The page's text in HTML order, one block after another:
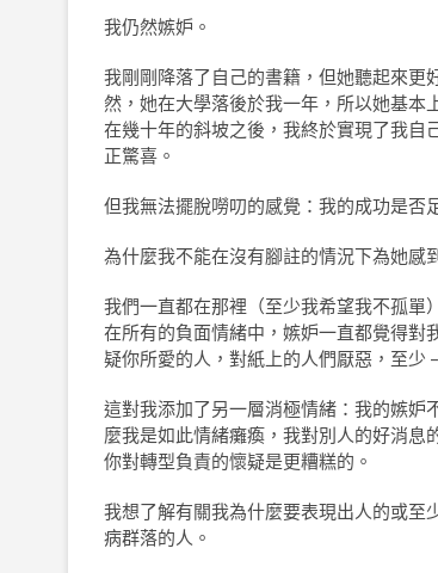
我仍然嫉妒。
我剛剛降落了自己的書籍，但她聽起來更
然，她在大學落後於我一年，所以她基本
在幾十年的斜坡之後，我終於實現了我自
正驚喜。
但我無法擺脫嘮叨的感覺：我的成功是否
為什麼我不能在沒有腳註的情況下為她感
我們一直都在那裡（至少我希望我不孤單
在所有的負面情緒中，嫉妒一直都覺得對
疑你所愛的人，對紙上的人們厭惡，至少
這對我添加了另一層消極情緒：我的嫉妒
麼我是如此情緒癱瘓，我對別人的好消息
你對轉型負責的懷疑是更糟糕的。
我想了解有關我為什麼要表現出人的或至
病群落的人。